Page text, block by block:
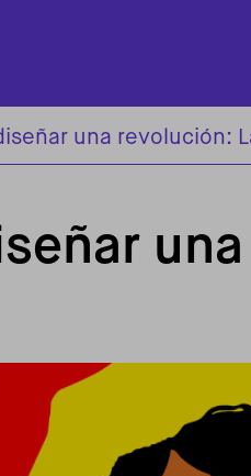
una revolución: